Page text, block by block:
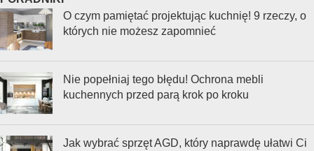
O czym pamiętać projektując kuchnię! 9 rzeczy, o
których nie możesz zapomnieć
Nie popełniaj tego błędu! Ochrona mebli
kuchennych przed parą krok po kroku
Jak wybrać sprzęt AGD, który naprawdę ułatwi Ci